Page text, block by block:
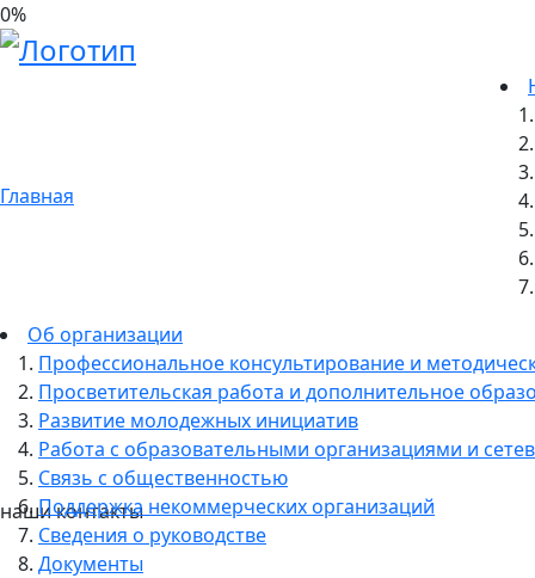
Главная
Об организации
Профессиональное консультирование и
Просветительская работа и дополнительное
Развитие молодежных инициатив
Работа с образовательными организациями и
Связь с общественностью
Поддержка некоммерческих организаций
Сведения о руководстве
Документы
0%
13.11.2023
13 ноября Центр
для учащихся ГБОУ гимназия №
Петербурга в Международный
Собчака»
наши контакты